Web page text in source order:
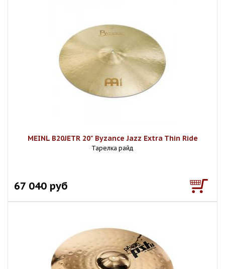
MEINL B20JETR 20" Byzance Jazz Extra Thin Ride
Тарелка райд
67 040 руб